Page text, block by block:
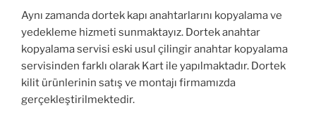
Aynı zamanda dortek kapı anahtarlarını kopyalama ve
yedekleme hizmeti sunmaktayız. Dortek anahtar
kopyalama servisi eski usul çilingir anahtar kopyalama
servisinden farklı olarak Kart ile yapılmaktadır. Dortek
kilit ürünlerinin satış ve montajı firmamızda
gerçekleştirilmektedir.